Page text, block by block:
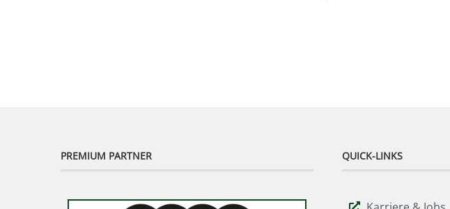
PREMIUM PARTNER QUICK-LINKS